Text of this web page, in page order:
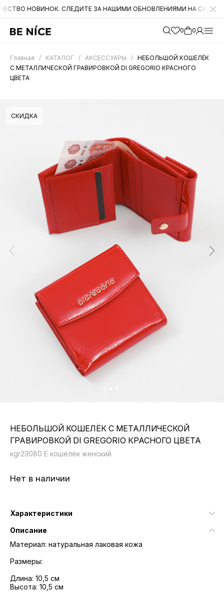
СЛЕДИТЕ ЗА НАШИМИ ОБНОВЛЕНИЯМИ НА САЙТЕ. А
0 0
Главная / КАТАЛОГ / АКСЕССУАРЫ / НЕБОЛЬШОЙ КОШЕЛЁК
С МЕТАЛЛИЧЕСКОЙ ГРАВИРОВКОЙ DI GREGORIO КРАСНОГО
ЦВЕТА
СКИДКА
НЕБОЛЬШОЙ КОШЕЛЁК С МЕТАЛЛИЧЕСКОЙ
ГРАВИРОВКОЙ DI GREGORIO КРАСНОГО ЦВЕТА
кgr23080 E кошелёк женский
Нет в наличии
Характеристики
Описание
Материал: натуральная лаковая кожа
Размеры:
Длина: 10,5 см
Высота: 10,5 см